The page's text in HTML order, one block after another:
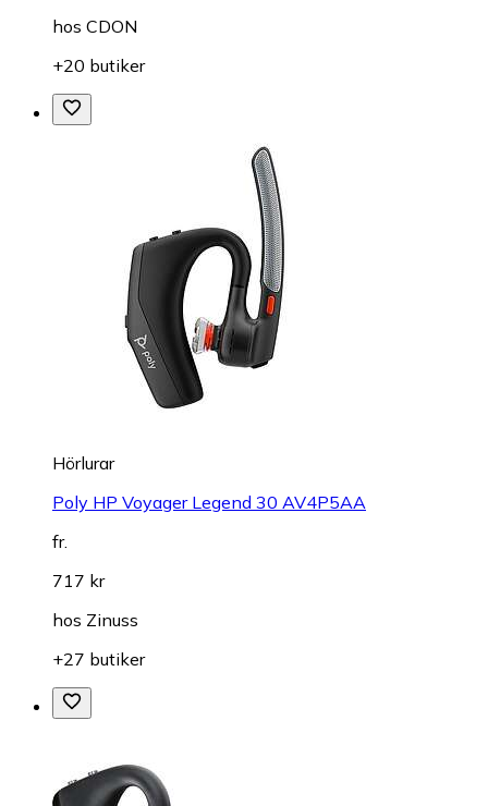
hos CDON
+20 butiker
Hörlurar
Poly HP Voyager Legend 30 AV4P5AA
fr.
717 kr
hos Zinuss
+27 butiker